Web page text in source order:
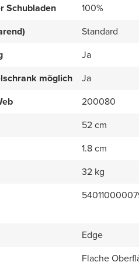
Schubladen
100%
Standard
Ja
möglich
Ja
200080
52 cm
1.8 cm
32 kg
Edge
Flache